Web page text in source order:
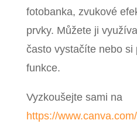
fotobanka, zvukové
prvky. Můžete ji
často vystačíte nebo si
funkce.
Vyzkoušejte sami na
https://www.canva.com/